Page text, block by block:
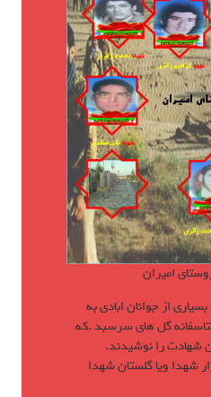
امیران
از جوانان ابادی به
گل های سرسبد .که
شهادت را نوشیدند.
شهدا ویا گلستان شهدا